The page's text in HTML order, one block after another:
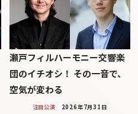
瀬戸フィルハーモニー交響楽
団のイチオシ！ その一音で、
空気が変わる
注目公演 2026年7月31日